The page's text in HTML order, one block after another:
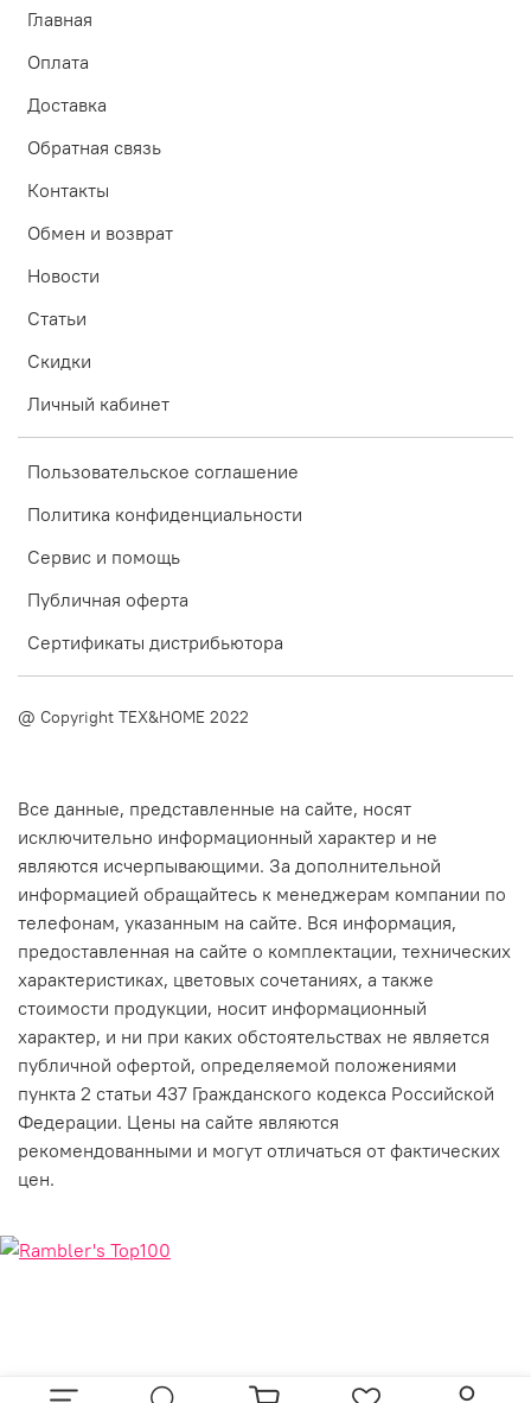
Главная
Оплата
Доставка
Обратная связь
Контакты
Обмен и возврат
Новости
Статьи
Скидки
Личный кабинет
Пользовательское соглашение
Политика конфиденциальности
Сервис и помощь
Публичная оферта
Сертификаты дистрибьютора
@ Copyright TEX&HOME 2022
Все данные, представленные на сайте, носят
исключительно информационный характер и не
являются исчерпывающими. За дополнительной
информацией обращайтесь к менеджерам компании по
телефонам, указанным на сайте. Вся информация,
предоставленная на сайте о комплектации, технических
характеристиках, цветовых сочетаниях, а также
стоимости продукции, носит информационный
характер, и ни при каких обстоятельствах не является
публичной офертой, определяемой положениями
пункта 2 статьи 437 Гражданского кодекса Российской
Федерации. Цены на сайте являются
рекомендованными и могут отличаться от фактических
цен.